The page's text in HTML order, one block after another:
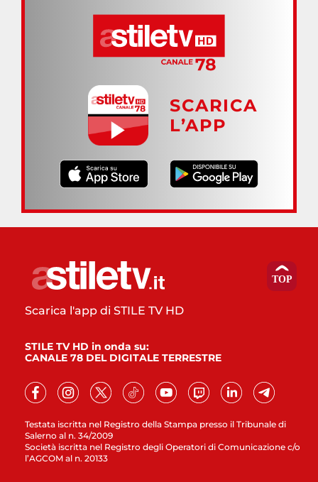
SCARICA
L’APP
Testata iscritta nel Registro della Stampa presso il Tribunale di
Salerno al n. 34/2009
Società iscritta nel Registro degli Operatori di Comunicazione c/o
l’AGCOM al n. 20133
Scarica l'app di STILE TV HD
STILE TV HD in onda su:
CANALE 78 DEL DIGITALE TERRESTRE